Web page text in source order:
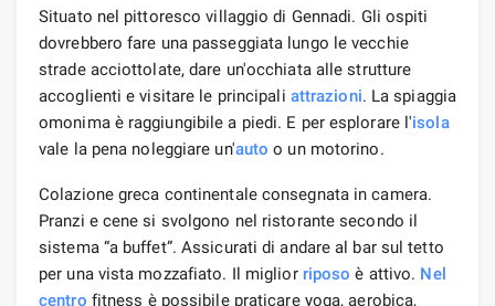
Situato nel pittoresco villaggio di Gennadi. Gli ospiti
dovrebbero fare una passeggiata lungo le vecchie
strade acciottolate, dare un'occhiata alle strutture
accoglienti e visitare le principali attrazioni. La spiaggia
omonima è raggiungibile a piedi. E per esplorare l'isola
vale la pena noleggiare un'auto o un motorino.
Colazione greca continentale consegnata in camera.
Pranzi e cene si svolgono nel ristorante secondo il
sistema “a buffet”. Assicurati di andare al bar sul tetto
per una vista mozzafiato. Il miglior riposo è attivo. Nel
centro fitness è possibile praticare yoga, aerobica,